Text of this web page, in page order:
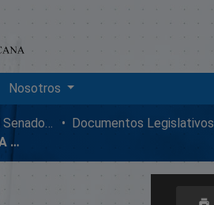
Nosotros
Repositorio Digital SenadoRD Documentos Legislativos
ACTA NÚM. 0186 DE LA SESIÓN ORDINARIA DEL SENADO DE LA REPÚBLICA DOMINICANA, MARTES 08 DE MAYO DE 2001